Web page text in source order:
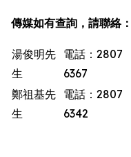
傳媒如有查詢，請聯絡：
湯俊明先
生
電話：2807
6367
鄭祖基先
生
電話：2807
6342